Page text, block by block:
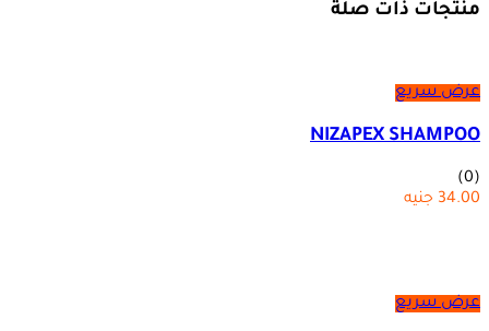
منتجات ذات صلة
عرض سريع
NIZAPEX SHAMPOO
(0)
34.00 جنيه
عرض سريع